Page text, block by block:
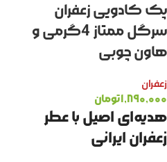
پک کادویی زعفران
سرگل ممتاز 4گرمی و
هاون چوبی
زعفران
۱,۸۹۰,۰۰۰تومان
هدیه‌ای اصیل با عطر
زعفران ایرانی